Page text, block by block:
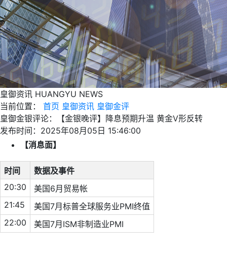
皇御资讯 HUANGYU NEWS
当前位置：
首页 皇御资讯 皇御金评
皇御金银评论：【金银晚评】降息预期升温 黄金V形反转
发布时间：2025年08月05日 15:46:00
【消息面】
时间
数据及事件
20:30
美国6月贸易帐
21:45
美国7月标普全球服务业PMI终值
22:00
美国7月ISM非制造业PMI